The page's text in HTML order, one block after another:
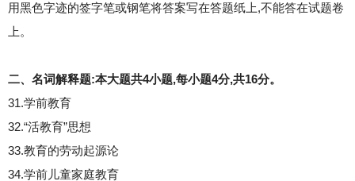
用黑色字迹的签字笔或钢笔将答案写在答题纸上,不能答在试题卷
上。
二、名词解释题:本大题共4小题,每小题4分,共16分。
31.学前教育
32.“活教育”思想
33.教育的劳动起源论
34.学前儿童家庭教育